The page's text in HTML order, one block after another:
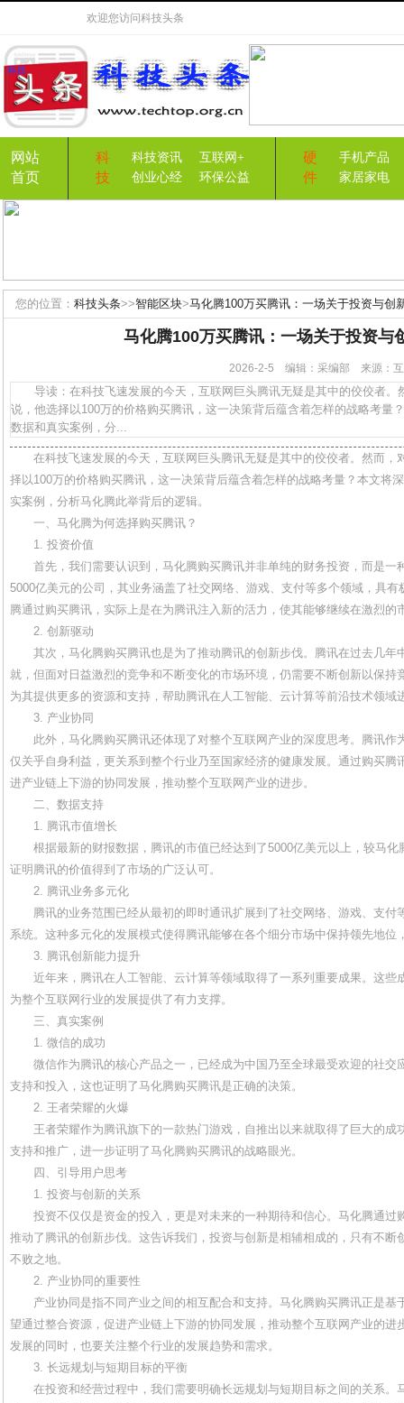
欢迎您访问科技头条
网站
首页
科
技
科技资讯
互联网+
创业心经
环保公益
硬
件
手机产品
家居家电
您的位置： 科技头条>>智能区块>马化腾100万买腾讯：一场关于投资与创
马化腾100万买腾讯：一场关于投资与
2026-2-5 编辑：采编部 来源：
导读：在科技飞速发展的今天，互联网巨头腾讯无疑是其中的佼佼者。
说，他选择以100万的价格购买腾讯，这一决策背后蕴含着怎样的战略考量
数据和真实案例，分...
在科技飞速发展的今天，互联网巨头腾讯无疑是其中的佼佼者。然而，
择以100万的价格购买腾讯，这一决策背后蕴含着怎样的战略考量？本文将
实案例，分析马化腾此举背后的逻辑。
一、马化腾为何选择购买腾讯？
1. 投资价值
首先，我们需要认识到，马化腾购买腾讯并非单纯的财务投资，而是一
5000亿美元的公司，其业务涵盖了社交网络、游戏、支付等多个领域，具
腾通过购买腾讯，实际上是在为腾讯注入新的活力，使其能够继续在激烈的
2. 创新驱动
其次，马化腾购买腾讯也是为了推动腾讯的创新步伐。腾讯在过去几年
就，但面对日益激烈的竞争和不断变化的市场环境，仍需要不断创新以保持
为其提供更多的资源和支持，帮助腾讯在人工智能、云计算等前沿技术领域
3. 产业协同
此外，马化腾购买腾讯还体现了对整个互联网产业的深度思考。腾讯作
仅关乎自身利益，更关系到整个行业乃至国家经济的健康发展。通过购买腾
进产业链上下游的协同发展，推动整个互联网产业的进步。
二、数据支持
1. 腾讯市值增长
根据最新的财报数据，腾讯的市值已经达到了5000亿美元以上，较马
证明腾讯的价值得到了市场的广泛认可。
2. 腾讯业务多元化
腾讯的业务范围已经从最初的即时通讯扩展到了社交网络、游戏、支付
系统。这种多元化的发展模式使得腾讯能够在各个细分市场中保持领先地位
3. 腾讯创新能力提升
近年来，腾讯在人工智能、云计算等领域取得了一系列重要成果。这些
为整个互联网行业的发展提供了有力支撑。
三、真实案例
1. 微信的成功
微信作为腾讯的核心产品之一，已经成为中国乃至全球最受欢迎的社交
支持和投入，这也证明了马化腾购买腾讯是正确的决策。
2. 王者荣耀的火爆
王者荣耀作为腾讯旗下的一款热门游戏，自推出以来就取得了巨大的成
支持和推广，进一步证明了马化腾购买腾讯的战略眼光。
四、引导用户思考
1. 投资与创新的关系
投资不仅仅是资金的投入，更是对未来的一种期待和信心。马化腾通过
推动了腾讯的创新步伐。这告诉我们，投资与创新是相辅相成的，只有不断
不败之地。
2. 产业协同的重要性
产业协同是指不同产业之间的相互配合和支持。马化腾购买腾讯正是基
望通过整合资源，促进产业链上下游的协同发展，推动整个互联网产业的进
发展的同时，也要关注整个行业的发展趋势和需求。
3. 长远规划与短期目标的平衡
在投资和经营过程中，我们需要明确长远规划与短期目标之间的关系。